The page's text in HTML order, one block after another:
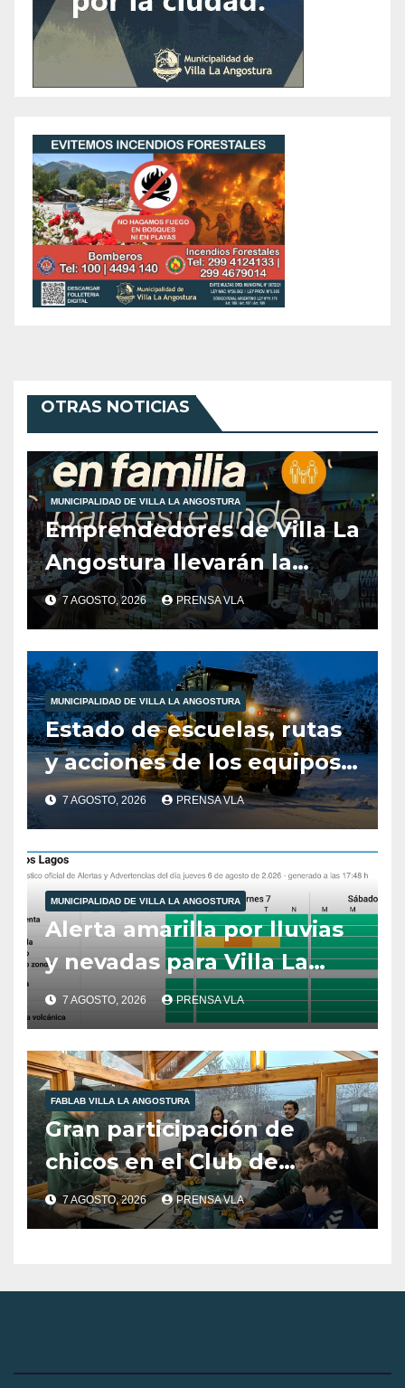
OTRAS NOTICIAS
MUNICIPALIDAD DE VILLA LA ANGOSTURA
Emprendedores de Villa La
Angostura llevarán la
producción local a Tienda
de Sabores.
7 AGOSTO, 2026 PRENSA VLA
MUNICIPALIDAD DE VILLA LA ANGOSTURA
Estado de escuelas, rutas
y acciones de los equipos
municipales – Villa La
Angostura – 7 de agosto –
10:00 hs
7 AGOSTO, 2026 PRENSA VLA
MUNICIPALIDAD DE VILLA LA ANGOSTURA
Alerta amarilla por lluvias
y nevadas para Villa La
Angostura.
7 AGOSTO, 2026 PRENSA VLA
FABLAB VILLA LA ANGOSTURA
Gran participación de
chicos en el Club de
Robótica de FabLab
Angostura.
7 AGOSTO, 2026 PRENSA VLA